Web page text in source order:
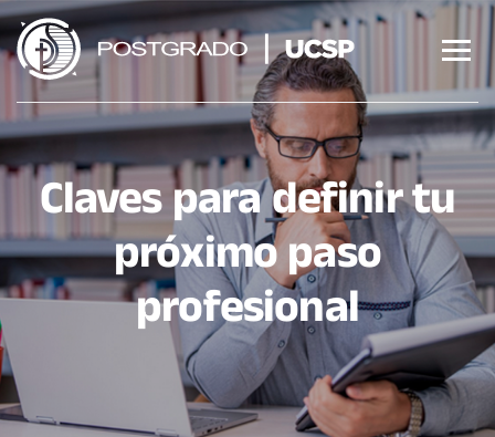
Saltar
al
contenido
Claves para definir tu
próximo paso
profesional